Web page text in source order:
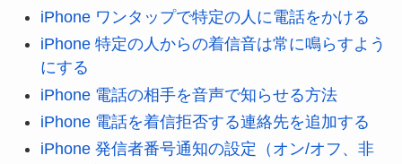
iPhone ワンタップで特定の人に電話をかける
iPhone 特定の人からの着信音は常に鳴らすよう
にする
iPhone 電話の相手を音声で知らせる方法
iPhone 電話を着信拒否する連絡先を追加する
iPhone 発信者番号通知の設定（オン/オフ、非